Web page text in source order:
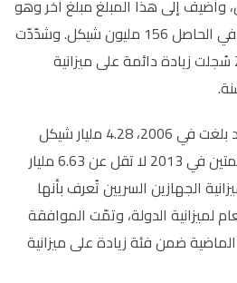
مليار شيكل، وأضيف إلى هذا المبلغ مبلغ آخر وهو
نفقة متعلقة بالدخل بلغت في الحاصل 156 مليون شيكل. وشدّدّت
الصحيفة على أنّه منذ 2006 سُجلت زيادة دائمة على ميزانية
فإذا كانت هذه الميزانية قد بلغت في 2006، 4.28 مليار شيكل
فإنّ الميزانية العامة للمنظمتين في 2013 لا تقل عن 6.63 مليار
الجهازين السريين تُعرف بأنها
لميزانية الدولة، وتمّت الموافقة
ضمن فئة زيادة على ميزانية